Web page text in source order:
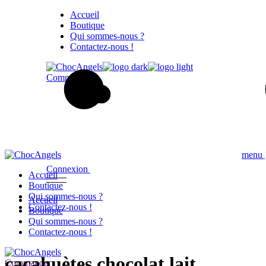
Accueil
Boutique
Qui sommes-nous ?
Contactez-nous !
Commander
Connexion
Accueil
Boutique
Qui sommes-nous ?
Contactez-nous !
Commander
menu
Accueil
Boutique
Qui sommes-nous ?
Contactez-nous !